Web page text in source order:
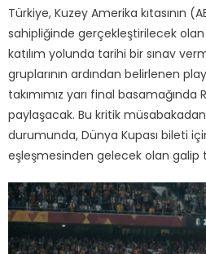
Türkiye, Kuzey Amerika kıtasının
sahipliğinde gerçekleştirilecek olan
katılım yolunda tarihi bir sınav
gruplarının ardından belirlenen
takımımız yarı final basamağında
paylaşacak. Bu kritik
durumunda, Dünya Kupası bileti
eşleşmesinden gelecek olan